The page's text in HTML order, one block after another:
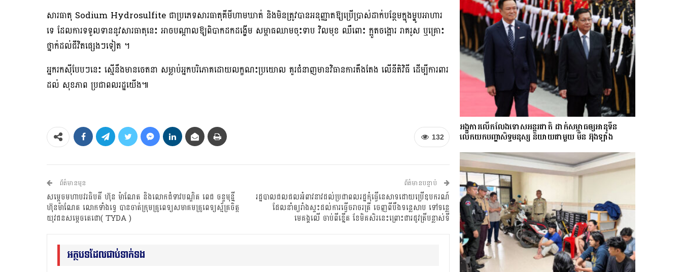
សារធាតុ Sodium Hydrosulfite ជាប្រភេទសារធាតុគីមីហាមឃាត់ និងមិនត្រូវបានអនុញ្ញាតឱ្យប្រើប្រាស់ដាក់បន្ថែមក្នុងម្ហូបអាហារ
ទេ ដែលការទទួលទាននូវសារធាតុនេះ អាចបណ្តាលឱ្យពិបាកដកដង្ហើម សម្ពាធឈាមចុះទាប វិលមុខ ឈឺពោះ ក្អួតចង្អោរ រាគរូស ឬគ្រោះ
ថ្នាក់ដល់ជីវិតផ្សេងៗទៀត ។
អ្នករកសុីបែបៗនេះ ស្មើនឹងមានចេតនា សម្លាប់អ្នកបរិភោគដោយលក្ខណះប្រយោល គួរជំនាញមានវិធានការតឹងតែង លើនីតិវិធី ដើម្បីការពារ
ដល់ សុខភាព ប្រជាពលរដ្ឋយើង៕
132
ព័ត៌មានមុន
សម្តេចមហាបវរធិបតី ហ៊ុន ម៉ាណែត និងលោកជំទាវបណ្ឌិត ពេជ ចន្ទមុន្នី
ហ៊ុនម៉ាណែត លោកទាំងទេ្វ បានចាត់ក្រុមគ្រូពេទ្យសមាគមគ្រូពេទ្យស្ម័គ្រចិត្ត
យុវជនសម្ដេចតេជោ( TYDA )
ព័ត៌មានបន្ទាប់
រដ្ឋបាលជលផលអំពាវនាវដល់ប្រជាពលរដ្ឋកុំធ្វើនេសាទដោយប្រើឧបករណ៍
ដែលនាំឲ្យរាំងស្ទះដល់ការធ្វើចរាចរត្រី ចេញពីបឹងទន្លេសាប ទៅទន្លេ
មេគង្គលើ ចាប់ពីខ្នើត ខែមិគសិរនេះព្រោះជារដូវត្រីបន្លាស់ទី
អត្ថបទដែលជាប់ទាក់ទង
អង្គការលើកលែងទោសអន្តរជាតិ ដាក់សម្ពាធឲ្យអានុទីន
លើកយកបញ្ហាសិទ្ធមនុស្ស និយាយជាមួយ មីន អ៊ុងឡាំង